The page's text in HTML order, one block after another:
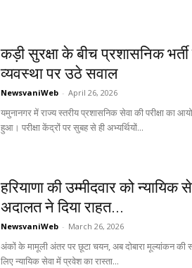
कड़ी सुरक्षा के बीच प्रशासनिक भर्ती
व्यवस्था पर उठे सवाल
NewsvaniWeb - April 26, 2026
यमुनानगर में राज्य स्तरीय प्रशासनिक सेवा की परीक्षा का
हुआ। परीक्षा केंद्रों पर सुबह से ही अभ्यर्थियों...
हरियाणा की उम्मीदवार को न्यायिक
अदालत ने दिया राहत...
NewsvaniWeb - March 26, 2026
अंकों के मामूली अंतर पर छूटा चयन, अब दोबारा मूल्यांकन की
लिए न्यायिक सेवा में प्रवेश का रास्ता...